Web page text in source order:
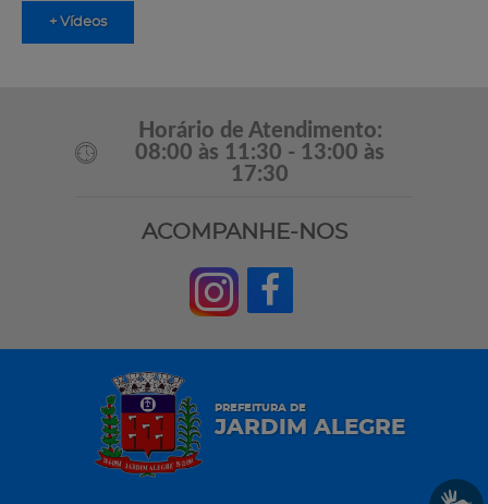
+ Vídeos
Horário de Atendimento:
08:00 às 11:30 - 13:00 às
17:30
ACOMPANHE-NOS
PREFEITURA DE
JARDIM ALEGRE